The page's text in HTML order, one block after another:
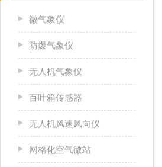
微气象仪
防爆气象仪
无人机气象仪
百叶箱传感器
无人机风速风向仪
网格化空气微站